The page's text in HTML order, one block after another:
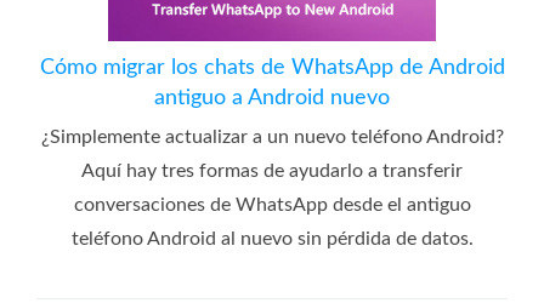
Cómo migrar los chats de WhatsApp de Android
antiguo a Android nuevo
¿Simplemente actualizar a un nuevo teléfono Android?
Aquí hay tres formas de ayudarlo a transferir
conversaciones de WhatsApp desde el antiguo
teléfono Android al nuevo sin pérdida de datos.